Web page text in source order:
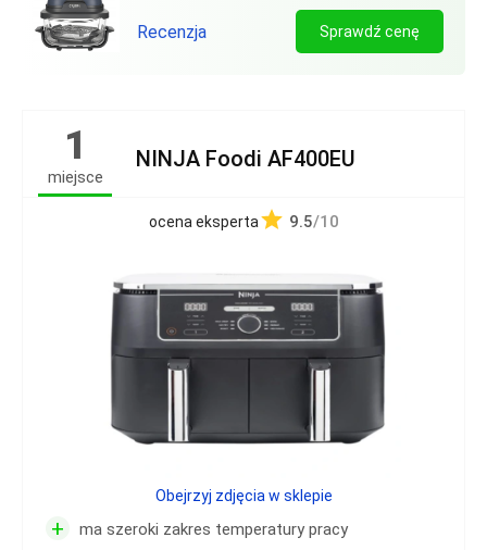
Recenzja Sprawdź cenę
1
miejsce
NINJA Foodi AF400EU
ocena eksperta 9.5/10
+ ma szeroki zakres temperatury pracy
Obejrzyj zdjęcia w sklepie